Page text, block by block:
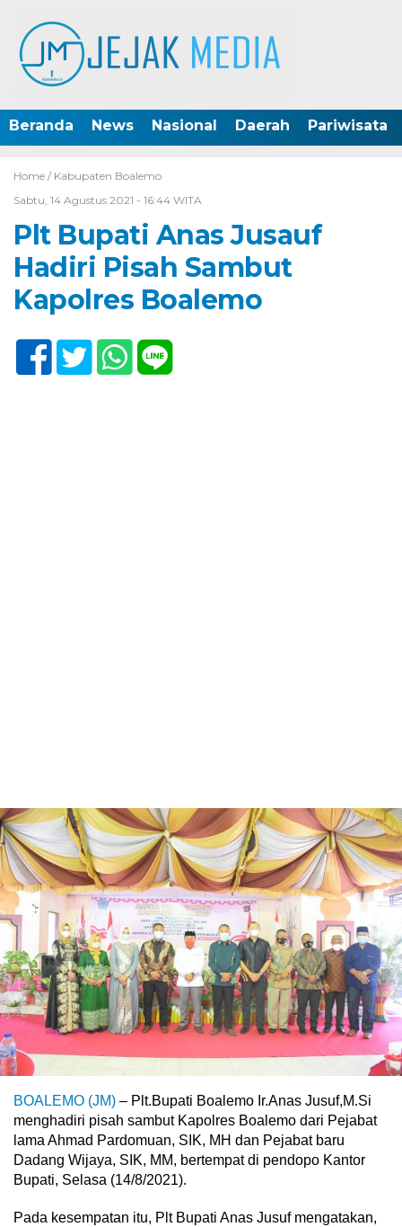
Beranda News Nasional Daerah Pariwisata
Home / Kabupaten Boalemo
Sabtu, 14 Agustus 2021 - 16:44 WITA
Plt Bupati Anas Jusauf
Hadiri Pisah Sambut
Kapolres Boalemo
BOALEMO (JM) – Plt.Bupati Boalemo Ir.Anas Jusuf,M.Si
menghadiri pisah sambut Kapolres Boalemo dari Pejabat
lama Ahmad Pardomuan, SIK, MH dan Pejabat baru
Dadang Wijaya, SIK, MM, bertempat di pendopo Kantor
Bupati, Selasa (14/8/2021).
Pada kesempatan itu, Plt Bupati Anas Jusuf mengatakan,